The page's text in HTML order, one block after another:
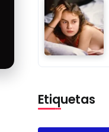
Etiquetas